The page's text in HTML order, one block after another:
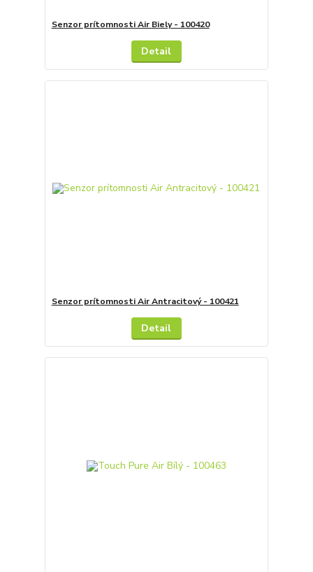
Senzor prítomnosti Air Biely - 100420
Detail
Senzor prítomnosti Air Antracitový - 100421
Detail